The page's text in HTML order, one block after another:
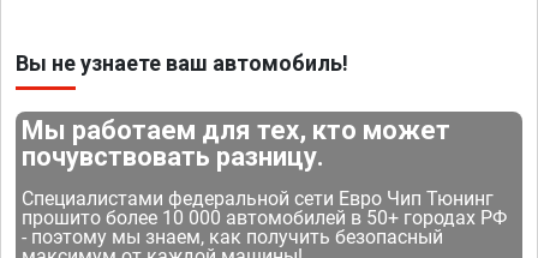
Вы не узнаете ваш автомобиль!
Мы работаем для тех, кто может
почувствовать разницу.
Специалистами федеральной сети Евро Чип Тюнинг
прошито более 10 000 автомобилей в 50+ городах РФ
- поэтому мы знаем, как получить безопасный